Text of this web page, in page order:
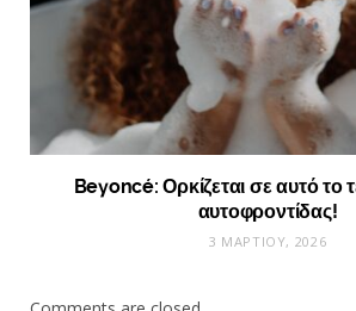
Beyoncé: Ορκίζεται σε αυτό το
αυτοφροντίδας!
3 ΜΑΡΤΊΟΥ, 2026